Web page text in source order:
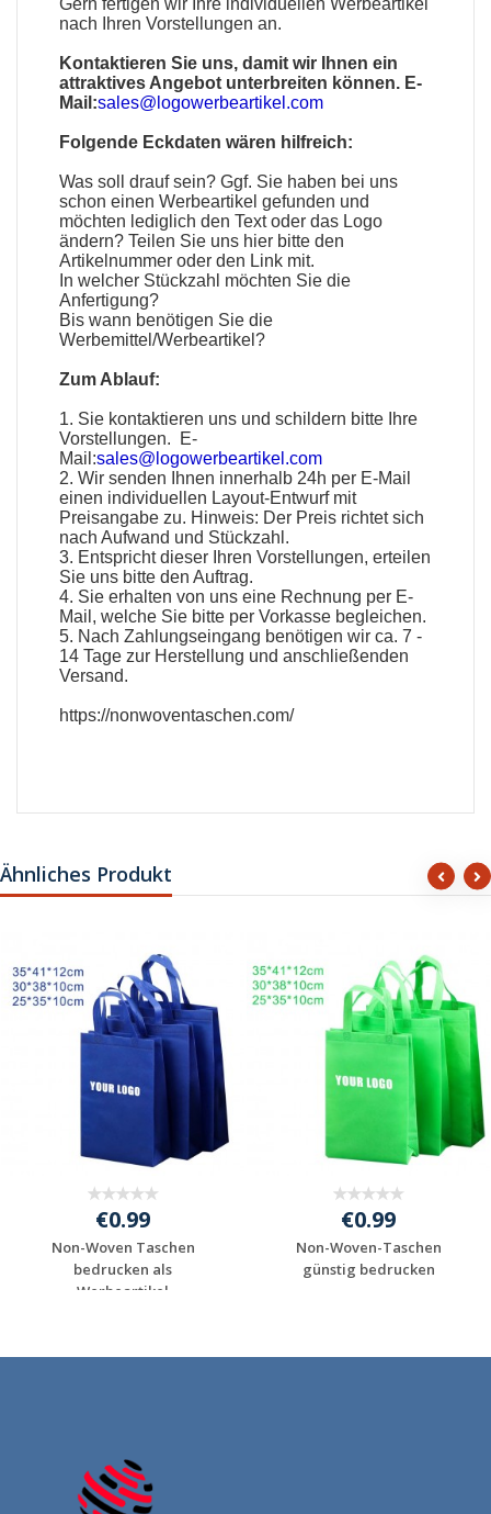
nach Ihren Vorstellungen an.
Kontaktieren Sie uns, damit wir Ihnen ein
attraktives Angebot unterbreiten können. E-
Mail:sales@logowerbeartikel.com
Folgende Eckdaten wären hilfreich:
Was soll drauf sein? Ggf. Sie haben bei uns
schon einenWerbeartikel gefunden und
möchten lediglich den Text oder das Logo
ändern? Teilen Sie uns hier bitte den
Artikelnummer oder den Link mit.
In welcher Stückzahl möchten Sie die
Anfertigung?
Bis wann benötigen Sie die
Werbemittel/Werbeartikel?
Zum Ablauf:
1. Sie kontaktieren uns und schildern bitte Ihre
Vorstellungen. E-
Mail:sales@logowerbeartikel.com
2. Wir senden Ihnen innerhalb 24h per E-Mail
einen individuellen Layout-Entwurf mit
Preisangabe zu. Hinweis: Der Preis richtet sich
nach Aufwand und Stückzahl.
3. Entspricht dieser Ihren Vorstellungen, erteilen
Sie uns bitte den Auftrag.
4. Sie erhalten von uns eine Rechnung per E-
Mail, welche Sie bitte per Vorkasse begleichen.
5. Nach Zahlungseingang benötigen wir ca. 7 -
14 Tage zur Herstellung und anschließenden
Versand.
https://nonwoventaschen.com/
Ähnliches Produkt
€0.99
Non-Woven Taschen
bedrucken als
Werbeartikel
€0.99
Non-Woven-Taschen
günstig bedrucken